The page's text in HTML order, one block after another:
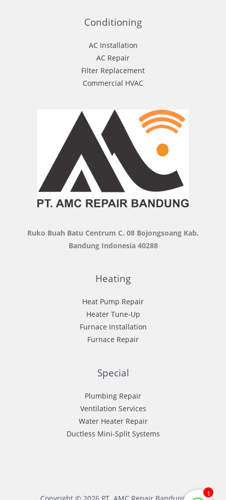
Conditioning
AC Installation
AC Repair
Filter Replacement
Commercial HVAC
Ruko Buah Batu Centrum C. 08 Bojongsoang Kab.
Bandung Indonesia 40288
Heating
Heat Pump Repair
Heater Tune-Up
Furnace Installation
Furnace Repair
Special
Plumbing Repair
Ventilation Services
Water Heater Repair
Ductless Mini-Split Systems
1